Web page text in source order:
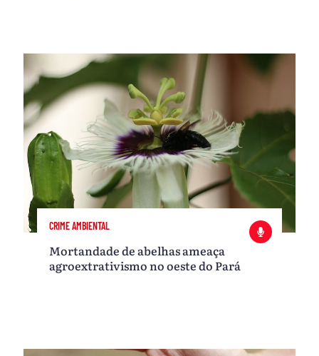
CRIME AMBIENTAL
Mortandade de abelhas ameaça
agroextrativismo no oeste do Pará